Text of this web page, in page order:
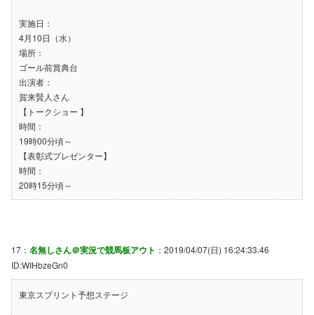
実施日：
4月10日（水）
場所：
ゴール前賞典台
出演者：
賀来賢人さん
【トークショー 】
時間：
19時00分頃～
【表彰式プレゼンター】
時間：
20時15分頃～
17： 名無しさん＠実況で競馬板アウト ：2019/04/07(日) 16:24:33.46
ID:WIHbzeGn0
東京スプリント予想ステージ